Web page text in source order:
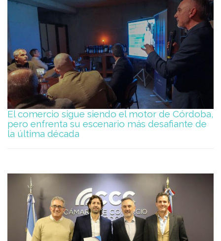
El comercio sigue siendo el motor de Córdoba,
pero enfrenta su escenario más desafiante de
la última década